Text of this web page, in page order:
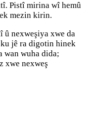
Pistî mirina wî hemû
mezin kirin.
û nexweşiya xwe da
jê ra digotin hinek
wan wuha dida;
xwe nexweş